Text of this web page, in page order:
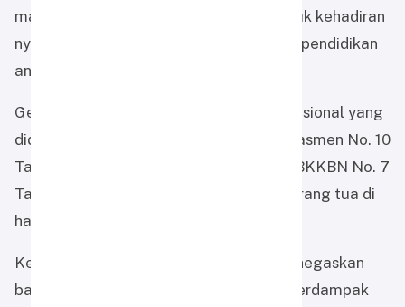
masuk, Senin 14 Juli 2025, sebagai bentuk kehadiran
nyata dan penguatan peran ayah dalam pendidikan
anak.
Gerakan ini sejalan dengan semangat nasional yang
didorong melalui Surat Edaran Mendikdasmen No. 10
Tahun 2025 serta Surat Edaran Kepala BKKBN No. 7
Tahun 2025 tentang pentingnya peran orang tua di
hari pertama anak masuk sekolah.
Kepala SD Almira, Ust. Firman Hadi, menegaskan
bahwa keterlibatan ayah bukan hanya berdampak